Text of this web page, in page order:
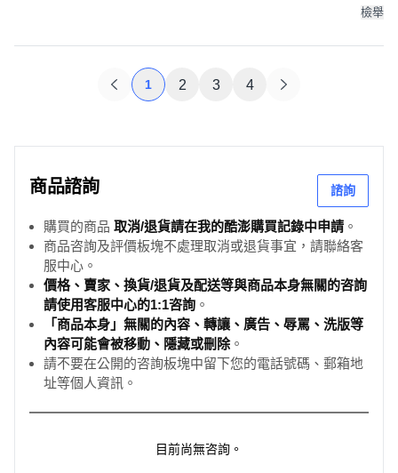
檢舉
1 2 3 4
商品諮詢 諮詢
購買的商品 取消/退貨請在我的酷澎購買記錄中申請 。
商品咨詢及評價板塊不處理取消或退貨事宜，請聯絡客
服中心。
價格、賣家、換貨/退貨及配送等與商品本身無關的咨詢
請使用客服中心的1:1咨詢 。
「商品本身」無關的內容、轉讓、廣告、辱罵、洗版等
內容可能會被移動、隱藏或刪除。
請不要在公開的咨詢板塊中留下您的電話號碼、郵箱地
址等個人資訊。
目前尚無咨詢。